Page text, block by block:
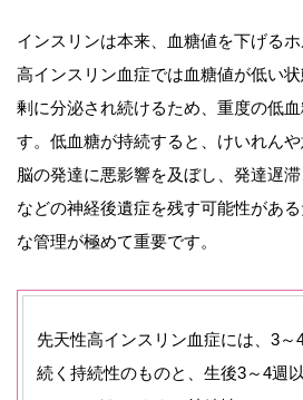
インスリンは本来、血糖値を下げる
高インスリン血症では血糖値が低い
剰に分泌され続けるため、重度の低
す。低血糖が持続すると、けいれんや
脳の発達に悪影響を及ぼし、発達遅
などの神経後遺症を残す可能性があ
な管理が極めて重要です。
先天性高インスリン血症には、3
続く持続性のものと、生後3～4週